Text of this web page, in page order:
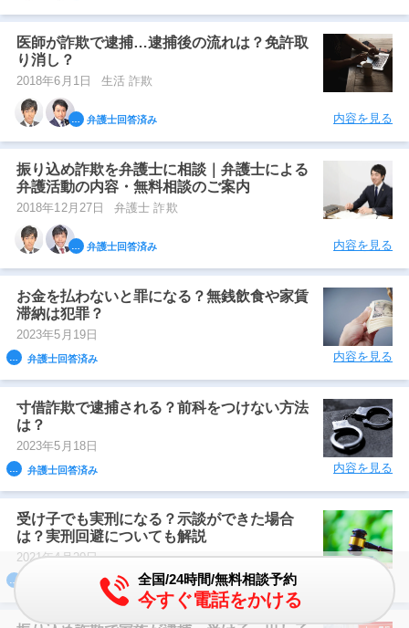
医師が詐欺で逮捕…逮捕後の流れは？免許取
り消し？
2018年6月1日 生活 詐欺
弁護士回答済み 内容を見る
振り込め詐欺を弁護士に相談｜弁護士による
弁護活動の内容・無料相談のご案内
2018年12月27日 弁護士 詐欺
弁護士回答済み 内容を見る
お金を払わないと罪になる？無銭飲食や家賃
滞納は犯罪？
2023年5月19日
弁護士回答済み 内容を見る
寸借詐欺で逮捕される？前科をつけない方法
は？
2023年5月18日
弁護士回答済み 内容を見る
受け子でも実刑になる？示談ができた場合
は？実刑回避についても解説
2021年4月20日
内容を見る
全国/24時間/無料相談予約
今すぐ電話をかける